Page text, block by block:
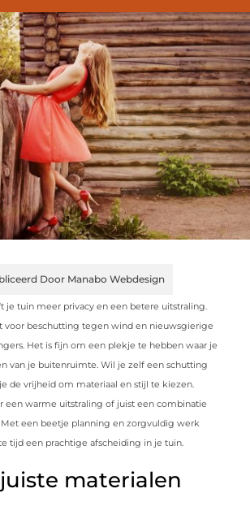
Door Manabo Webdesign
je tuin meer privacy en een betere uitstraling.
voor beschutting tegen wind en nieuwsgierige
Het is fijn om een plekje te hebben waar je
van je buitenruimte. Wil je zelf een schutting
de vrijheid om materiaal en stijl te kiezen.
een warme uitstraling of juist een combinatie
een beetje planning en zorgvuldig werk
tijd een prachtige afscheiding in je tuin.
materialen